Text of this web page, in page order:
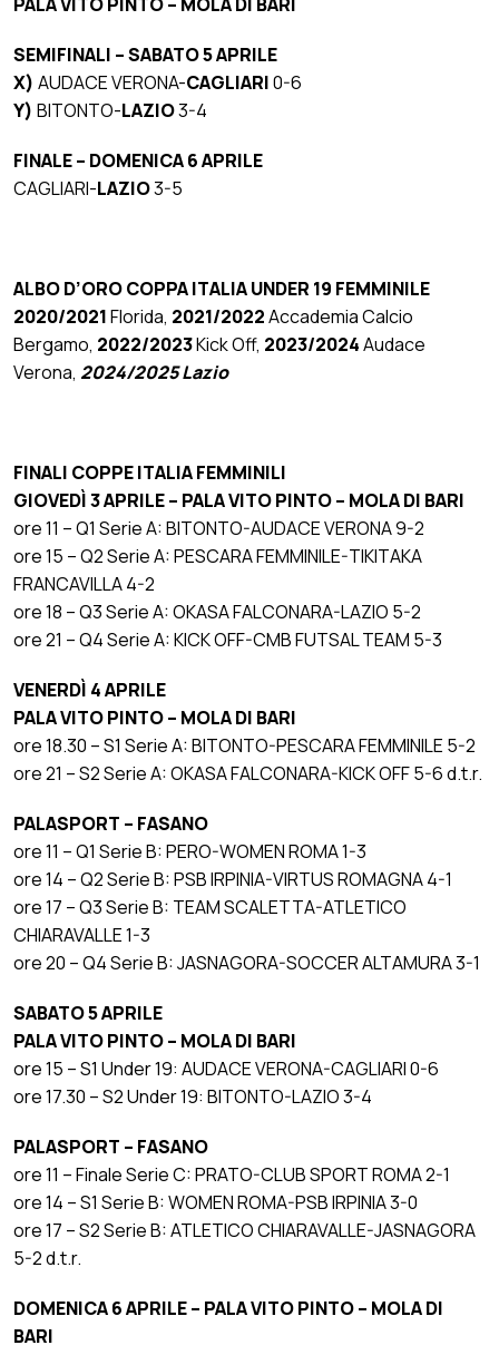
SEMIFINALI – SABATO 5 APRILE
X) AUDACE VERONA-CAGLIARI0-6
Y) BITONTO-LAZIO3-4
FINALE – DOMENICA 6 APRILE
CAGLIARI-LAZIO3-5
ALBO D’ORO COPPA ITALIA UNDER 19 FEMMINILE
2020/2021Florida, 2021/2022Accademia Calcio
Bergamo, 2022/2023Kick Off, 2023/2024Audace
Verona, 2024/2025 Lazio
FINALI COPPE ITALIA FEMMINILI
GIOVEDÌ 3 APRILE – PALA VITO PINTO – MOLA DI BARI
ore 11 – Q1 Serie A: BITONTO-AUDACE VERONA 9-2
ore 15 – Q2 Serie A: PESCARA FEMMINILE-TIKITAKA
FRANCAVILLA 4-2
ore 18 – Q3 Serie A: OKASA FALCONARA-LAZIO 5-2
ore 21 – Q4 Serie A: KICK OFF-CMB FUTSAL TEAM 5-3
VENERDÌ 4 APRILE
PALA VITO PINTO – MOLA DI BARI
ore 18.30 – S1 Serie A: BITONTO-PESCARA FEMMINILE 5-2
ore 21 – S2 Serie A: OKASA FALCONARA-KICK OFF 5-6 d.t.r.
PALASPORT – FASANO
ore 11 – Q1 Serie B: PERO-WOMEN ROMA 1-3
ore 14 – Q2 Serie B: PSB IRPINIA-VIRTUS ROMAGNA 4-1
ore 17 – Q3 Serie B: TEAM SCALETTA-ATLETICO
CHIARAVALLE 1-3
ore 20 – Q4 Serie B: JASNAGORA-SOCCER ALTAMURA 3-1
SABATO 5 APRILE
PALA VITO PINTO – MOLA DI BARI
ore 15 – S1 Under 19: AUDACE VERONA-CAGLIARI 0-6
ore 17.30 – S2 Under 19: BITONTO-LAZIO 3-4
PALASPORT – FASANO
ore 11 – Finale Serie C: PRATO-CLUB SPORT ROMA 2-1
ore 14 – S1 Serie B: WOMEN ROMA-PSB IRPINIA 3-0
ore 17 – S2 Serie B: ATLETICO CHIARAVALLE-JASNAGORA
5-2 d.t.r.
DOMENICA 6 APRILE – PALA VITO PINTO – MOLA DI
BARI